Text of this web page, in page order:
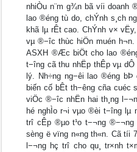
nhiÒu n¨m g¾n bã víi doanh
lao ®éng tù do, chÝnh s¸ch
khã lµ rÊt cao. ChÝnh v×
vµ ®−îc thùc hiÖn muén h¬n.
ASXH ®Æc biÖt cho lao
t−îng cã thu nhËp thÊp vµ
lý. Nh÷ng ng−êi lao ®éng
biến cố bÊt th−êng cña cuéc
viÖc ®−îc nhËn hai th¸ng
hé nghÌo r¬i vµo ®èi t−îng lµ
trî cÊp ®µo t¹o t−¬ng ®−¬ng
sèng ë vïng n«ng th«n. Cã tíi
l−¬ng hç trî cho qu¸ tr×nh